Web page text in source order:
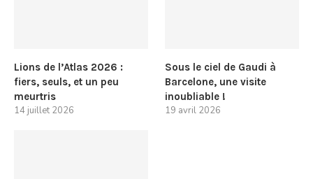
Lions de l’Atlas 2026 :
fiers, seuls, et un peu
meurtris
14 juillet 2026
Sous le ciel de Gaudi à
Barcelone, une visite
inoubliable !
19 avril 2026